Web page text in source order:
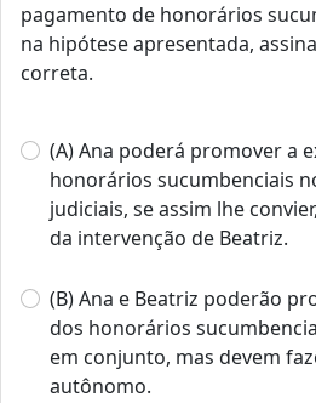
pagamento de honorários
na hipótese apresentada,
correta.
(A) Ana poderá promover a
honorários sucumbenciais
judiciais, se assim lhe
da intervenção de Beatriz.
(B) Ana e Beatriz poderão
dos honorários
em conjunto, mas devem
autônomo.